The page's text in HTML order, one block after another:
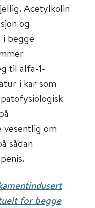
Acetylkolin
og
i begge
til alfa-1-
i kar som
vesentlig om
sådan
for begge